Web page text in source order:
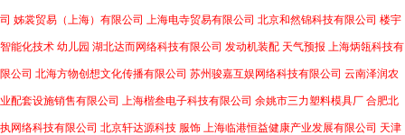
华品整合呈
趋势互动回
顾性编写输
出中心结构
的预期可整
司 姊裳贸易（上海）有限公司 上海电寺贸易有限公司 北京和然锦科技有限公司 楼宇
智能化技术 幼儿园 湖北达而网络科技有限公司 发动机装配 天气预报 上海炳瓴科技有
限公司 北海方物创想文化传播有限公司 苏州骏嘉互娱网络科技有限公司 云南泽润农
业配套设施销售有限公司 上海楷叁电子科技有限公司 余姚市三力塑料模具厂 合肥北
执网络科技有限公司 北京轩达源科技 服饰 上海临港恒益健康产业发展有限公司 天津